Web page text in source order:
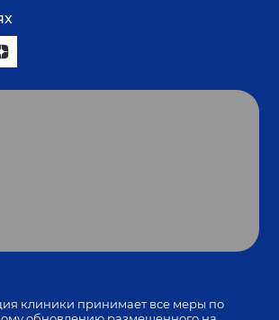
клиники принимает все меры по